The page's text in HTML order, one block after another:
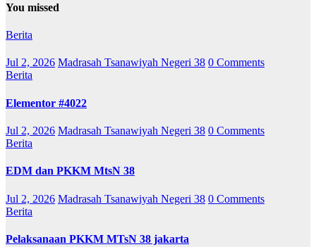
You missed
Berita
Jul 2, 2026 Madrasah Tsanawiyah Negeri 38 0 Comments
Berita
Elementor #4022
Jul 2, 2026 Madrasah Tsanawiyah Negeri 38 0 Comments
Berita
EDM dan PKKM MtsN 38
Jul 2, 2026 Madrasah Tsanawiyah Negeri 38 0 Comments
Berita
Pelaksanaan PKKM MTsN 38 jakarta